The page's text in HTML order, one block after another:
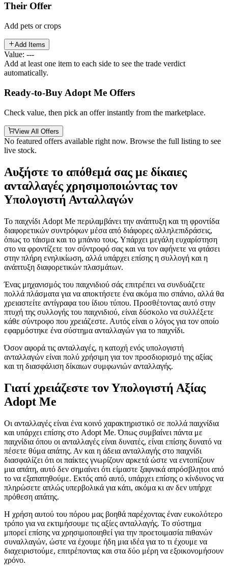
Their Offer
Add pets or crops
Add Items
Value: ---
Add at least one item to each side to see the trade verdict
automatically.
Ready-to-Buy Adopt Me Offers
Check value, then pick an offer instantly from the marketplace.
View All Offers
No featured offers available right now. Browse the full listing to see
live stock.
Αυξήστε το απόθεμά σας με δίκαιες
ανταλλαγές χρησιμοποιώντας τον
Υπολογιστή Ανταλλαγών
Το παιχνίδι Adopt Me περιλαμβάνει την ανάπτυξη και τη φροντίδα
διαφορετικών συντρόφων μέσα από διάφορες αλληλεπιδράσεις,
όπως το τάισμα και το μπάνιο τους. Υπάρχει μεγάλη ευχαρίστηση
στο να φροντίζετε τον σύντροφό σας και να τον αφήνετε να φτάσει
στην πλήρη ενηλικίωση, αλλά υπάρχει επίσης η συλλογή και η
ανάπτυξη διαφορετικών πλασμάτων.
Ένας μηχανισμός του παιχνιδιού σάς επιτρέπει να συνδυάζετε
πολλά πλάσματα για να αποκτήσετε ένα ακόμα πιο σπάνιο, αλλά θα
χρειαστείτε αντίγραφα του ίδιου τύπου. Προσθέτοντας αυτό στην
πτυχή της συλλογής του παιχνιδιού, είναι δύσκολο να συλλέξετε
κάθε σύντροφο που χρειάζεστε. Αυτός είναι ο λόγος για τον οποίο
εφαρμόστηκε ένα σύστημα ανταλλαγών για το παιχνίδι.
Όσον αφορά τις ανταλλαγές, η κατοχή ενός υπολογιστή
ανταλλαγών είναι πολύ χρήσιμη για τον προσδιορισμό της αξίας
και τη διασφάλιση δίκαιων συμφωνιών ανταλλαγής.
Γιατί χρειάζεστε τον Υπολογιστή Αξίας
Adopt Me
Οι ανταλλαγές είναι ένα κοινό χαρακτηριστικό σε πολλά παιχνίδια
και υπάρχει επίσης στο Adopt Me. Όπως συμβαίνει πάντα με
παιχνίδια όπου οι ανταλλαγές είναι δυνατές, είναι επίσης δυνατό να
πέσετε θύμα απάτης. Αν και η άδεια ανταλλαγής στο παιχνίδι
διασφαλίζει ότι οι παίκτες γνωρίζουν αρκετά ώστε να εντοπίζουν
μια απάτη, αυτό δεν σημαίνει ότι είμαστε ξαφνικά απρόσβλητοι από
το να εξαπατηθούμε. Εκτός από αυτό, υπάρχει επίσης ο κίνδυνος να
πληρώσετε απλώς υπερβολικά για κάτι, ακόμα κι αν δεν υπήρχε
πρόθεση απάτης.
Η χρήση αυτού του πόρου μας βοηθά παρέχοντας έναν ευκολότερο
τρόπο για να εκτιμήσουμε τις αξίες ανταλλαγής. Το σύστημα
μπορεί επίσης να χρησιμοποιηθεί για την προετοιμασία πιθανών
συναλλαγών, ώστε να έχουμε ήδη μια ιδέα για το τι έχουμε να
διαχειριστούμε, επιτρέποντας και στα δύο μέρη να εξοικονομήσουν
χρόνο.